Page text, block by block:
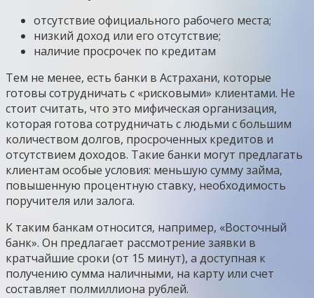
отсутствие официального рабочего места;
низкий доход или его отсутствие;
наличие просрочек по кредитам
Тем не менее, есть банки в Астрахани, которые
готовы сотрудничать с «рисковыми» клиентами. Не
стоит считать, что это мифическая организация,
которая готова сотрудничать с людьми с большим
количеством долгов, просроченных кредитов и
отсутствием доходов. Такие банки могут предлагать
клиентам особые условия: меньшую сумму займа,
повышенную процентную ставку, необходимость
поручителя или залога.
К таким банкам относится, например, «Восточный
банк». Он предлагает рассмотрение заявки в
кратчайшие сроки (от 15 минут), а доступная к
получению сумма наличными, на карту или счет
составляет полмиллиона рублей.